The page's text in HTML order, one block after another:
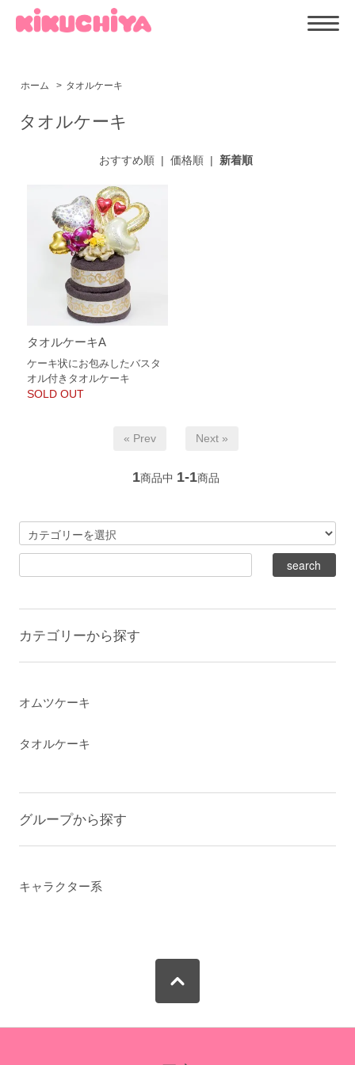
ホーム > タオルケーキ
タオルケーキ
おすすめ順| 価格順| 新着順
タオルケーキA
ケーキ状にお包みしたバスタ
オル付きタオルケーキ
SOLD OUT
« Prev Next »
1商品中 1-1商品
カテゴリーから探す
オムツケーキ
タオルケーキ
グループから探す
キャラクター系